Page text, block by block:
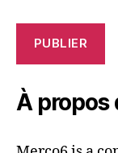
PUBLIER
À propos